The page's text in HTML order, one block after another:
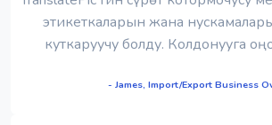
этикеткаларын жана
куткаруучу болду. Колдонууга
- James, Import/Export Business